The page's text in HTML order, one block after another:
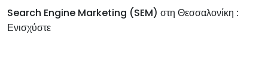
Search Engine Marketing (SEM) στη Θεσσαλονίκη :
Ενισχύστε